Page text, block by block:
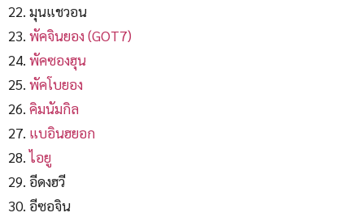
มุนแชวอน
พัคจินยอง (GOT7)
พัคซองฮุน
พัคโบยอง
คิมนัมกิล
แบอินฮยอก
ไอยู
อีดงฮวี
อีซอจิน